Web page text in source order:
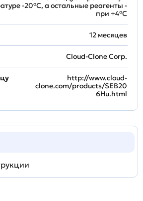
-20°C, а остальные реагенты -
при +4°С
12 месяцев
Cloud-Clone Corp.
http://www.cloud-
clone.com/products/SEB20
6Hu.html